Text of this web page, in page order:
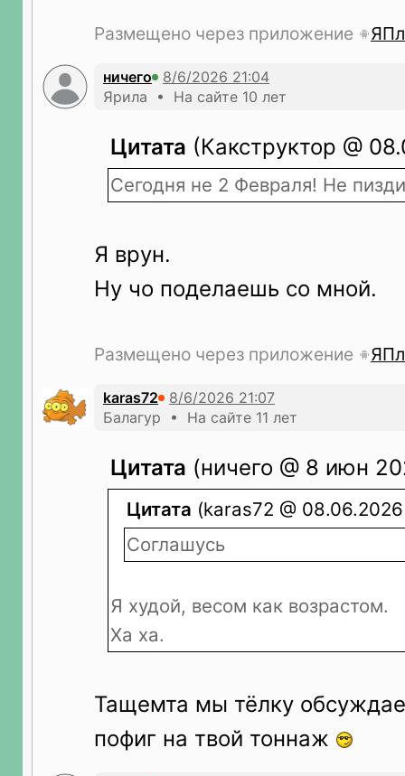
Размещено через приложение
ничего
Ярила • На сайте 10 лет
Цитата (Какструктор @
Сегодня не 2 Февраля! Не
Я врун.
Ну чо поделаешь со мной.
Размещено через приложение
karas72
Балагур • На сайте 11 лет
Цитата (ничего @ 8 июн
Цитата (karas72 @
Соглашусь
Я худой, весом как возрастом.
Ха ха.
Тащемта мы тёлку
пофиг на твой тоннаж